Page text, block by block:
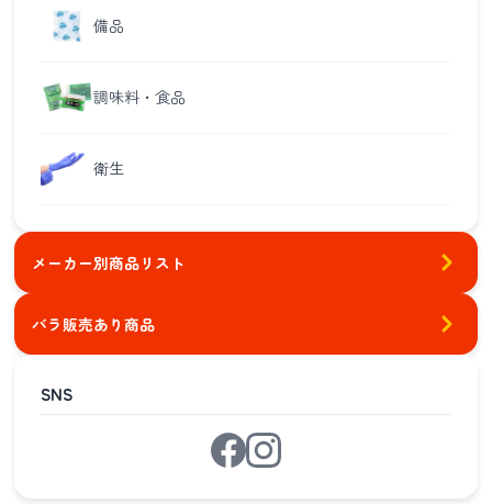
備品
調味料・食品
衛生
メーカー別商品リスト
バラ販売あり商品
SNS